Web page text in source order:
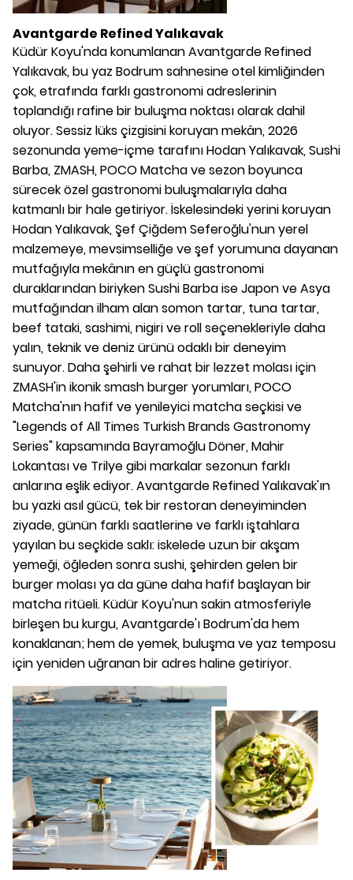
Avantgarde Refined Yalıkavak
Küdür Koyu'nda konumlanan Avantgarde Refined
Yalıkavak, bu yaz Bodrum sahnesine otel kimliğinden
çok, etrafında farklı gastronomi adreslerinin
toplandığı rafine bir buluşma noktası olarak dahil
oluyor. Sessiz lüks çizgisini koruyan mekân, 2026
sezonunda yeme-içme tarafını Hodan Yalıkavak, Sushi
Barba, ZMASH, POCO Matcha ve sezon boyunca
sürecek özel gastronomi buluşmalarıyla daha
katmanlı bir hale getiriyor. İskelesindeki yerini koruyan
Hodan Yalıkavak, Şef Çiğdem Seferoğlu'nun yerel
malzemeye, mevsimselliğe ve şef yorumuna dayanan
mutfağıyla mekânın en güçlü gastronomi
duraklarından biriyken Sushi Barba ise Japon ve Asya
mutfağından ilham alan somon tartar, tuna tartar,
beef tataki, sashimi, nigiri ve roll seçenekleriyle daha
yalın, teknik ve deniz ürünü odaklı bir deneyim
sunuyor. Daha şehirli ve rahat bir lezzet molası için
ZMASH'in ikonik smash burger yorumları, POCO
Matcha'nın hafif ve yenileyici matcha seçkisi ve
"Legends of All Times Turkish Brands Gastronomy
Series" kapsamında Bayramoğlu Döner, Mahir
Lokantası ve Trilye gibi markalar sezonun farklı
anlarına eşlik ediyor. Avantgarde Refined Yalıkavak'ın
bu yazki asıl gücü, tek bir restoran deneyiminden
ziyade, günün farklı saatlerine ve farklı iştahlara
yayılan bu seçkide saklı: iskelede uzun bir akşam
yemeği, öğleden sonra sushi, şehirden gelen bir
burger molası ya da güne daha hafif başlayan bir
matcha ritüeli. Küdür Koyu'nun sakin atmosferiyle
birleşen bu kurgu, Avantgarde'ı Bodrum'da hem
konaklanan; hem de yemek, buluşma ve yaz temposu
için yeniden uğranan bir adres haline getiriyor.